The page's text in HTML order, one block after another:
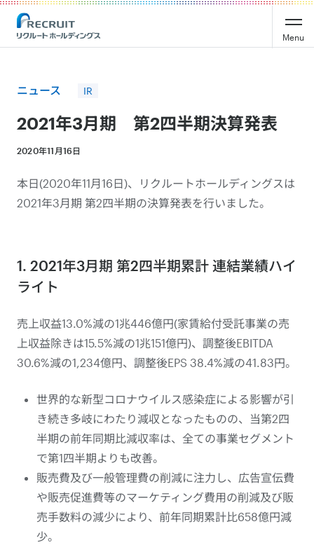
Recruit Holdings
Menu
ニュース IR
2021年3月期 第2四半期決算発表
2020年11月16日
本日(2020年11月16日)、リクルートホールディングスは
2021年3月期 第2四半期の決算発表を行いました。
1. 2021年3月期 第2四半期累計 連結業績ハイ
ライト
売上収益13.0%減の1兆446億円(家賃給付受託事業の売
上収益除きは15.5%減の1兆151億円)、調整後EBITDA
30.6%減の1,234億円、調整後EPS 38.4%減の41.83円。
世界的な新型コロナウイルス感染症による影響が引
き続き多岐にわたり減収となったものの、当第2四
半期の前年同期比減収率は、全ての事業セグメント
で第1四半期よりも改善。
販売費及び一般管理費の削減に注力し、広告宣伝費
や販売促進費等のマーケティング費用の削減及び販
売手数料の減少により、前年同期累計比658億円減
少。